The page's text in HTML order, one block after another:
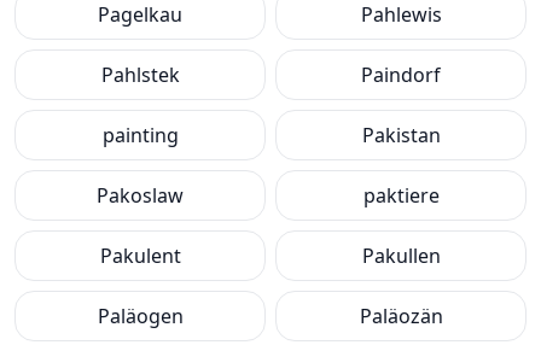
Pagelkau Pahlewis
Pahlstek Paindorf
painting Pakistan
Pakoslaw paktiere
Pakulent Pakullen
Paläogen Paläozän